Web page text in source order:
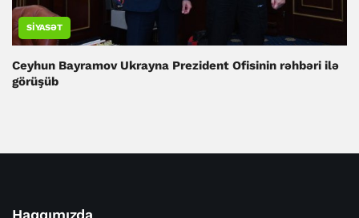
SIYASƏT
Ceyhun Bayramov Ukrayna Prezident Ofisinin rəhbəri ilə
görüşüb
Haqqımızda